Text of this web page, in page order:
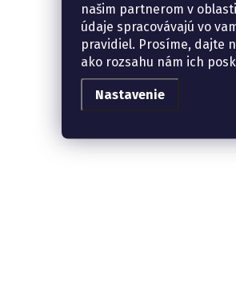
našim partnerom v
údaje spracovávajú vo
pravidiel. Prosíme, dajte
ako rozsahu nám ich
Nastavenie